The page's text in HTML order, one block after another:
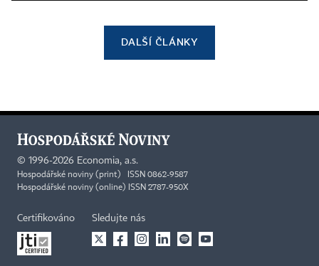
DALŠÍ ČLÁNKY
© 1996-2026 Economia, a.s.
Hospodářské noviny (print) ISSN 0862-9587
Hospodářské noviny (online) ISSN 2787-950X
Certifikováno Sledujte nás